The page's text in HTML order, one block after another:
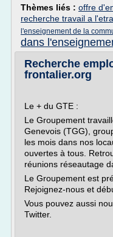
Thèmes liés : offre
recherche travail a
l'enseignement de la
dans
Recherche
frontalier.org
Le + du GTE :
Le Groupement
Genevois (TGG),
les mois dans nos
ouvertes à tous.
réunions réseautage
Le Groupement est
Rejoignez-nous et
Vous pouvez aussi
Twitter.